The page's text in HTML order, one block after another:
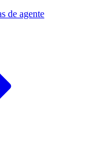
de agente